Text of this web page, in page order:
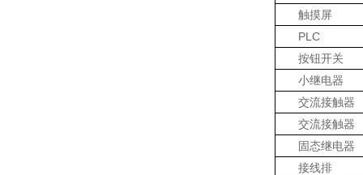
触摸屏
PLC
按钮开关
小继电器
交流接触器
交流接触器
固态继电器
接线排